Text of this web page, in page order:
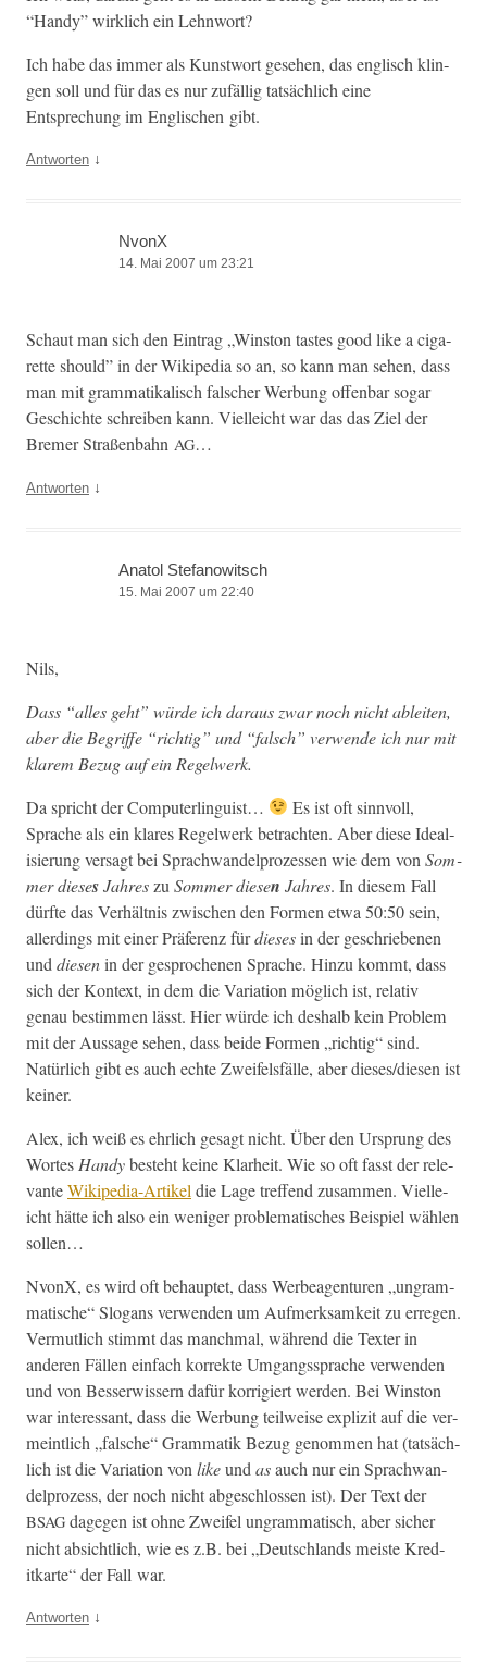
“Handy” wirk­lich ein Lehnwort?
Ich habe das immer als Kunst­wort gese­hen, das englisch klin­
gen soll und für das es nur zufäl­lig tat­säch­lich eine
Entsprechung im Englis­chen gibt.
Antworten ↓
NvonX
14. Mai 2007 um 23:21
Schaut man sich den Ein­trag „Win­ston tastes good like a cig­a­
rette should” in der Wikipedia so an, so kann man sehen, dass
man mit gram­matikalisch falsch­er Wer­bung offen­bar sog­ar
Geschichte schreiben kann. Vielle­icht war das das Ziel der
Bre­mer Straßen­bahn AG…
Antworten ↓
Anatol Stefanowitsch
15. Mai 2007 um 22:40
Nils,
Dass “alles geht” würde ich daraus zwar noch nicht ableit­en,
aber die Begriffe “richtig” und “falsch” ver­wende ich nur mit
klarem Bezug auf ein Regelwerk.
Da spricht der Com­put­er­lin­guist…
Es ist oft sin­nvoll,
Sprache als ein klares Regel­w­erk betra­cht­en. Aber diese Ide­al­
isierung ver­sagt bei Sprach­wan­del­prozessen wie dem vonSom­
mer diesesJahreszuSom­mer diesen Jahres. In diesem Fall
dürfte das Ver­hält­nis zwis­chen den For­men etwa 50:50 sein,
allerd­ings mit ein­er Präferenz fürdiesesin der geschriebe­nen
unddiesenin der gesproch­enen Sprache. Hinzu kommt, dass
sich der Kon­text, in dem die Vari­a­tion möglich ist, rel­a­tiv
genau bes­tim­men lässt. Hier würde ich deshalb kein Prob­lem
mit der Aus­sage sehen, dass bei­de For­men „richtig“ sind.
Natür­lich gibt es auch echte Zweifels­fälle, aber dieses/diesen ist
keiner.
Alex, ich weiß es ehrlich gesagt nicht. Über den Ursprung des
Wortes Handybeste­ht keine Klarheit. Wie so oft fasst der rel­e­
vanteWikipedia-Artikeldie Lage tre­f­fend zusam­men. Vielle­
icht hätte ich also ein weniger prob­lema­tis­ches Beispiel wählen
sollen…
NvonX, es wird oft behauptet, dass Wer­beagen­turen „ungram­
ma­tis­che“ Slo­gans ver­wen­den um Aufmerk­samkeit zu erre­gen.
Ver­mut­lich stimmt das manch­mal, während die Tex­ter in
anderen Fällen ein­fach kor­rek­te Umgangssprache ver­wen­den
und von Besser­wis­sern dafür kor­rigiert wer­den. Bei Win­ston
war inter­es­sant, dass die Wer­bung teil­weise expliz­it auf die ver­
meintlich „falsche“ Gram­matik Bezug genom­men hat (tat­säch­
lich ist die Vari­a­tion vonlikeundasauch nur ein Sprach­wan­
del­prozess, der noch nicht abgeschlossen ist). Der Text der
BSAG dage­gen ist ohne Zweifel ungram­ma­tisch, aber sich­er
nicht absichtlich, wie es z.B. bei „Deutsch­lands meiste Kred­
itkarte“ der Fall war.
Antworten ↓